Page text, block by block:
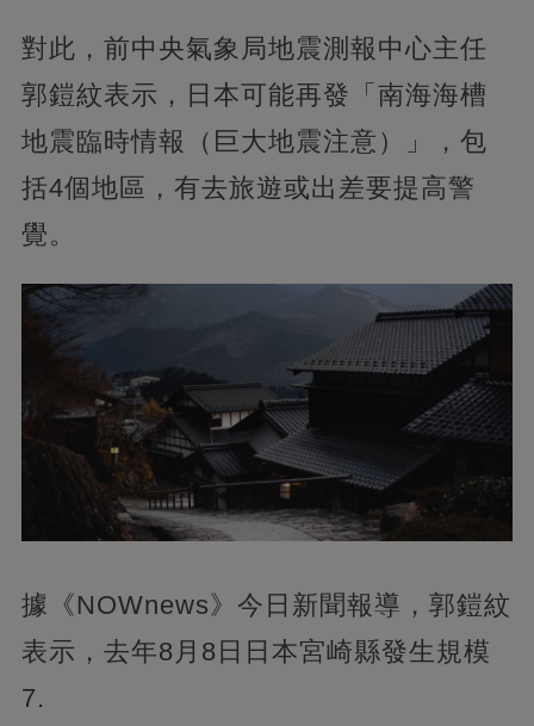
對此，前中央氣象局地震測報中心主任
郭鎧紋表示，日本可能再發「南海海槽
地震臨時情報（巨大地震注意）」，包
括4個地區，有去旅遊或出差要提高警
覺。
據《NOWnews》今日新聞報導，郭鎧紋
表示，去年8月8日日本宮崎縣發生規模
7.